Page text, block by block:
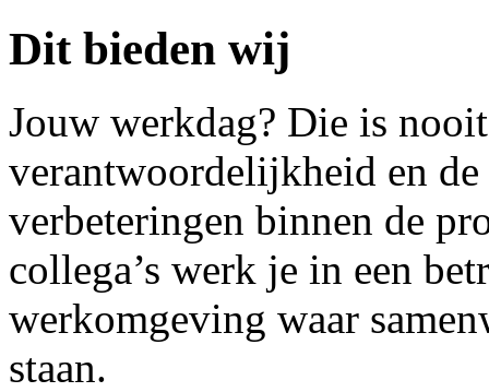
Dit bieden wij
Jouw werkdag? Die is
verantwoordelijkheid en
verbeteringen binnen de
collega’s werk je in een
werkomgeving waar
staan.